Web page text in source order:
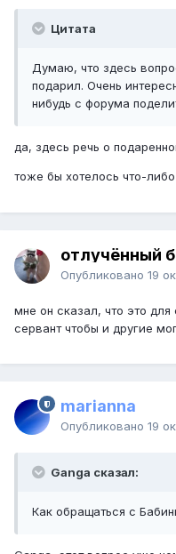
Цитата
Думаю, что здесь
подарил. Очень
нибудь с форума
да, здесь речь о
тоже бы хотелось что-либо
отлучённый
Опубликовано 19
мне он сказал, что это
сервант чтобы и другие
marianna
Опубликовано 19
Ganga сказал:
Как обращаться с